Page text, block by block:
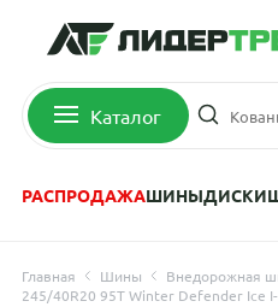
Каталог
РАСПРОДАЖАШИНЫДИСКИ
Главная Шины
Внедорожная
245/40R20 95T Winter Defender Ice I-